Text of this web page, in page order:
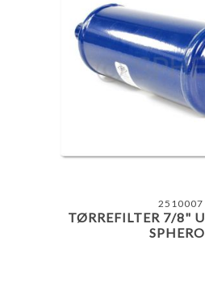
2510007
TØRREFILTER 7/8"